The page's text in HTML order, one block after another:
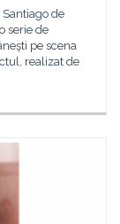
de
serie de
pe scena
realizat de